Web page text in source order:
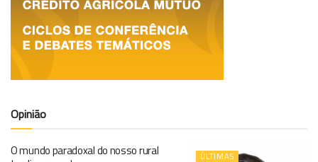
Opinião
ÚLTIMAS
O mundo paradoxal do nosso rural